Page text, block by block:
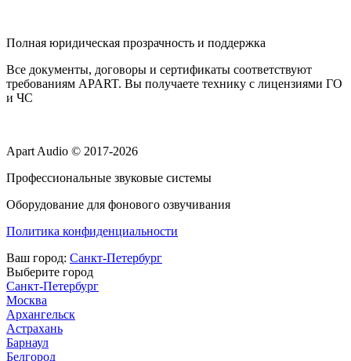
Полная юридическая прозрачность и поддержка
Все документы, договоры и сертификаты соответствуют
требованиям APART. Вы получаете технику с лицензиями ГО
и ЧС
Apart Audio © 2017-2026
Профессиональные звуковые системы
Оборудование для фонового озвучивания
Политика конфиденциальности
Ваш город: Санкт-Петербург
Выберите город
Санкт-Петербург
Москва
Архангельск
Астрахань
Барнаул
Белгород